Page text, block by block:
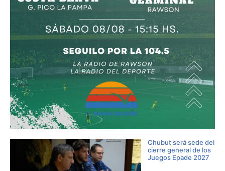
Chubut será sede del
cierre general de los
Juegos Epade 2027